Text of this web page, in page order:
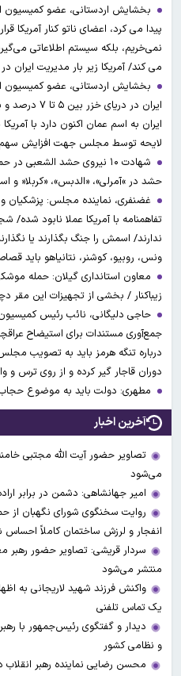
بخشایش اردستانی، عضو
پیدا می کرد، اعضای ناتو کنار آمریکا
نمی‌خریم، بلکه سیستم اطلاعاتی
می کند/ آمریکا زیر بار مدیریت ایران
بخشایش اردستانی، عضو
ایران به اسم عمان اکنون دارد با
لایحه توسط مجلس جهت افزایش سهم
شهادت ۱۰ نیروی حشد الشعبی
حشد در »آمرلی»، «الدبس»، «کربلا« و
غضنفری، نماینده مجلس: پزشکیان و
تفاهمنامه با آمریکا عملا نابود
ندارند/ اسمش را جنگ بگذارند یا
ونس، روبیو، کوشنر، نتانیاهو باید
معاون استانداری گیلان: حمله
زیباکنار / بخشی از تجهیزات این مقر
حاجی دلیگانی، نائب رئیس
جمع‌آوری مستندات برای استیضاح
درباره تنگه هرمز باید به تصویب
دوران قاجار گیر کرده و از روی ترس و
مطهری: دولت باید به موضوع
آخرین اخبار
تصاویر حضور آیت الله مجتبی
می‌شود
امیر جهانشاهی: دشمن در برابر
انفجار و لرزش ساختمان کاملاً احساس
سردار قریشی: تصاویر حضور رهبر
منتشر می‌شود
واکنش فرزند شهید لاریجانی به
یک تماس تلفنی
دیدار و گفتگوی رئیس‌جمهور با
و نظامی کشور
محسن رضایی نماینده رهبر